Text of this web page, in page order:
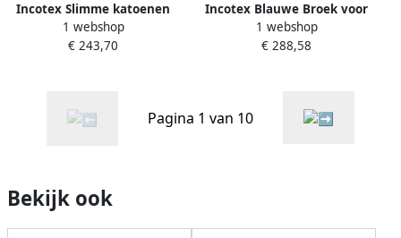
Incotex Slimme katoenen
broek met zakken Green
Heren
1 webshop
€ 243,70
Incotex Blauwe Broek voor
Mannen Blue Heren
1 webshop
€ 288,58
Pagina 1 van 10
Bekijk ook